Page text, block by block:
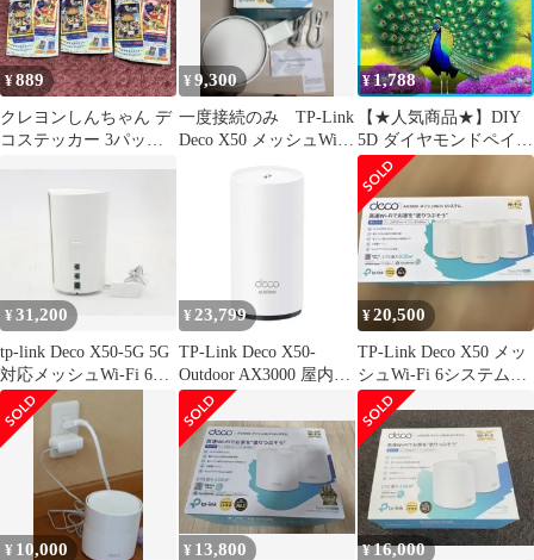
ルパーツ ラインストー
ン ガラスストーン
¥889
クレヨンしんちゃん デ
コステッカー 3パック
¥9,300
一度接続のみ TP-Link
Deco X50 メッシュWi-
¥1,788
【★人気商品★】DIY
5D ダイヤモンドペイン
ティングキット マクジ
ャク 絵画 クロスステッ
チ フルドリル クリスタ
ル ラインストーン 刺繍
DIY アート クラフト ホ
ーム ウォールデコ
40x40 cm
¥31,200
tp-link Deco X50-5G 5G
対応メッシュWi-Fi 6ホ
ームルーター NanoSim
カード搭載可能 設定初
期化済 中古
¥ 23,799
TP-Link Deco X50-
Outdoor AX3000 屋内外
対応 メッシュWi-Fi 6シ
ステム PoE/AC給電対
応 IP65防水・防塵性能
DECOX50OUTDOOR
¥20,500
TP-Link Deco X50 メッ
シュWi-Fi 6システム未
使用品2個
¥ 10,000 ¥ 13,800 ¥16,000